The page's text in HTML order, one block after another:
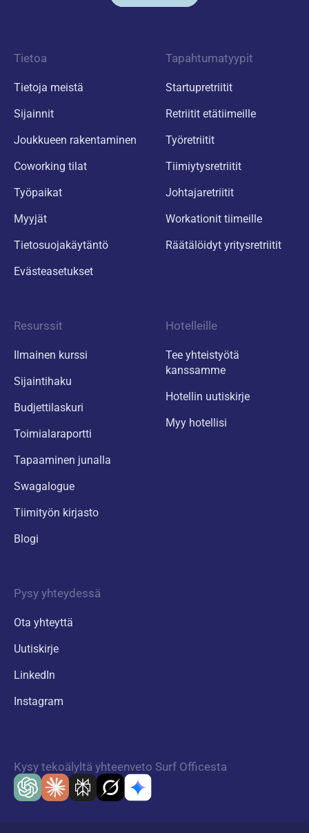
Tietoa
Tietoja meistä
Sijainnit
Joukkueen rakentaminen
Coworking tilat
Työpaikat
Myyjät
Tietosuojakäytäntö
Evästeasetukset
Tapahtumatyypit
Startupretriitit
Retriitit etätiimeille
Työretriitit
Tiimiytysretriitit
Johtajaretriitit
Workationit tiimeille
Räätälöidyt yritysretriitit
Resurssit
Ilmainen kurssi
Sijaintihaku
Budjettilaskuri
Toimialaraportti
Tapaaminen junalla
Swagalogue
Tiimityön kirjasto
Blogi
Hotelleille
Tee yhteistyötä
kanssamme
Hotellin uutiskirje
Myy hotellisi
Pysy yhteydessä
Ota yhteyttä
Uutiskirje
LinkedIn
Instagram
Kysy tekoälyltä yhteenveto Surf Officesta